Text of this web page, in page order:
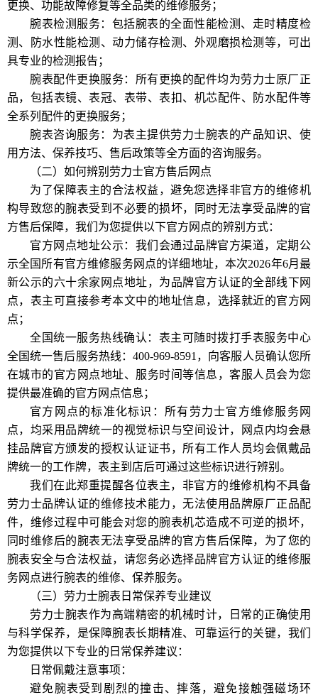
更换、功能故障修复等全品类的维修服务；
腕表检测服务：包括腕表的全面性能检测、走时精度检
测、防水性能检测、动力储存检测、外观磨损检测等，可出
具专业的检测报告；
腕表配件更换服务：所有更换的配件均为劳力士原厂正
品，包括表镜、表冠、表带、表扣、机芯配件、防水配件等
全系列配件的更换服务；
腕表咨询服务：为表主提供劳力士腕表的产品知识、使
用方法、保养技巧、售后政策等全方面的咨询服务。
（二）如何辨别劳力士官方售后网点
为了保障表主的合法权益，避免您选择非官方的维修机
构导致您的腕表受到不必要的损坏，同时无法享受品牌的官
方售后保障，我们为您提供以下官方网点的辨别方式：
官方网点地址公示：我们会通过品牌官方渠道，定期公
示全国所有官方维修服务网点的详细地址，本次2026年6月最
新公示的六十余家网点地址，为品牌官方认证的全部线下网
点，表主可直接参考本文中的地址信息，选择就近的官方网
点；
全国统一服务热线确认：表主可随时拨打手表服务中心
全国统一售后服务热线：400-969-8591，向客服人员确认您所
在城市的官方网点地址、服务时间等信息，客服人员会为您
提供最准确的官方网点信息；
官方网点的标准化标识：所有劳力士官方维修服务网
点，均采用品牌统一的视觉标识与空间设计，网点内均会悬
挂品牌官方颁发的授权认证证书，所有工作人员均会佩戴品
牌统一的工作牌，表主到店后可通过这些标识进行辨别。
我们在此郑重提醒各位表主，非官方的维修机构不具备
劳力士品牌认证的维修技术能力，无法使用品牌原厂正品配
件，维修过程中可能会对您的腕表机芯造成不可逆的损坏，
同时维修后的腕表无法享受品牌的官方售后保障，为了您的
腕表安全与合法权益，请您务必选择品牌官方认证的维修服
务网点进行腕表的维修、保养服务。
（三）劳力士腕表日常保养专业建议
劳力士腕表作为高端精密的机械时计，日常的正确使用
与科学保养，是保障腕表长期精准、可靠运行的关键，我们
为您提供以下专业的日常保养建议：
日常佩戴注意事项：
避免腕表受到剧烈的撞击、摔落，避免接触强磁场环